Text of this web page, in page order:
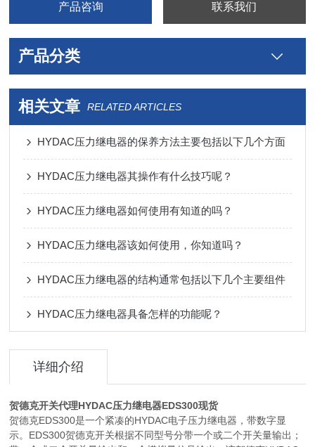
产品咨询 联系我们
产品分类
相关文章 RELATED ARTICLES
HYDAC压力继电器的保养方法主要包括以下几个方面
HYDAC压力继电器其操作有什么技巧呢？
HYDAC压力继电器如何使用有知道的吗？
HYDAC压力继电器该如何使用，你知道吗？
HYDAC压力继电器的结构通常包括以下几个主要组件
HYDAC压力继电器具备怎样的功能呢？
详细介绍
贺德克开关代理HYDAC压力继电器EDS300现货
贺德克EDS300是一个紧凑的HYDAC电子压力继电器，带数字显
示。EDS300贺德克开关根据不同型号分带一个或二个开关量输出；